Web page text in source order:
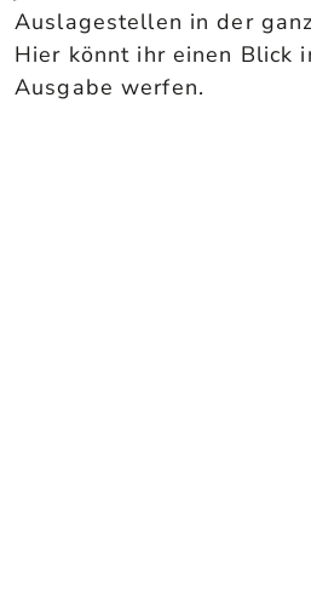
Auslagestellen in der
Hier könnt ihr einen Blick
Ausgabe werfen.